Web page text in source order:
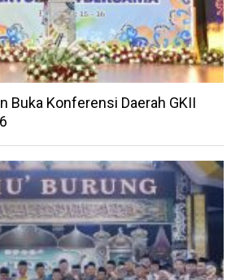
Buka Konferensi Daerah GKII